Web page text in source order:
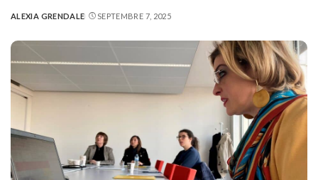
POSTED
ALEXIA GRENDALE SEPTEMBRE 7, 2025